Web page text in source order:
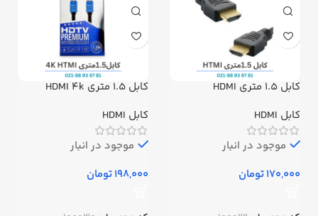
کابل 1.5 متری HDMI
کابل HDMI
موجود در انبار
تومان
کابل 1.5 متری HDMI 4k
کابل HDMI
موجود در انبار
تومان